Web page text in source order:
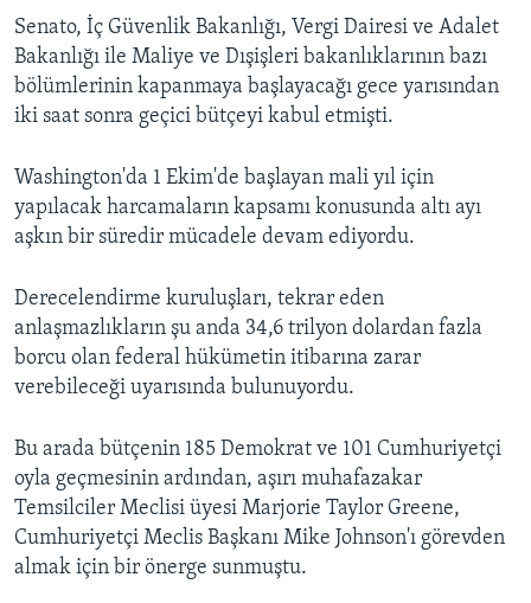
Senato, İç Güvenlik Bakanlığı, Vergi Dairesi ve Adalet
Bakanlığı ile Maliye ve Dışişleri bakanlıklarının bazı
bölümlerinin kapanmaya başlayacağı gece yarısından
iki saat sonra geçici bütçeyi kabul etmişti.
Washington'da 1 Ekim'de başlayan mali yıl için
yapılacak harcamaların kapsamı konusunda altı ayı
aşkın bir süredir mücadele devam ediyordu.
Derecelendirme kuruluşları, tekrar eden
anlaşmazlıkların şu anda 34,6 trilyon dolardan fazla
borcu olan federal hükümetin itibarına zarar
verebileceği uyarısında bulunuyordu.
Bu arada bütçenin 185 Demokrat ve 101 Cumhuriyetçi
oyla geçmesinin ardından, aşırı muhafazakar
Temsilciler Meclisi üyesi Marjorie Taylor Greene,
Cumhuriyetçi Meclis Başkanı Mike Johnson'ı görevden
almak için bir önerge sunmuştu.